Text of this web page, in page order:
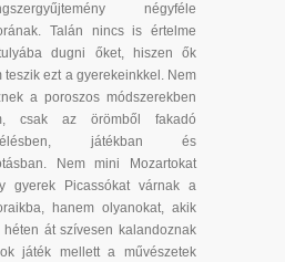
négyféle
Talán nincs is értelme
dugni őket, hiszen ők
teszik ezt a gyerekeinkkel. Nem
a poroszos módszerekben
csak az örömből fakadó
játékban és
Nem mini Mozartokat
gyerek Picassókat várnak a
hanem olyanokat, akik
héten át szívesen kalandoznak
játék mellett a művészetek